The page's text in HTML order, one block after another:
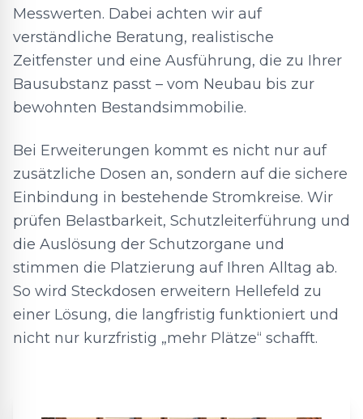
Messwerten. Dabei achten wir auf
verständliche Beratung, realistische
Zeitfenster und eine Ausführung, die zu Ihrer
Bausubstanz passt – vom Neubau bis zur
bewohnten Bestandsimmobilie.
Bei Erweiterungen kommt es nicht nur auf
zusätzliche Dosen an, sondern auf die sichere
Einbindung in bestehende Stromkreise. Wir
prüfen Belastbarkeit, Schutzleiterführung und
die Auslösung der Schutzorgane und
stimmen die Platzierung auf Ihren Alltag ab.
So wird Steckdosen erweitern Hellefeld zu
einer Lösung, die langfristig funktioniert und
nicht nur kurzfristig „mehr Plätze“ schafft.